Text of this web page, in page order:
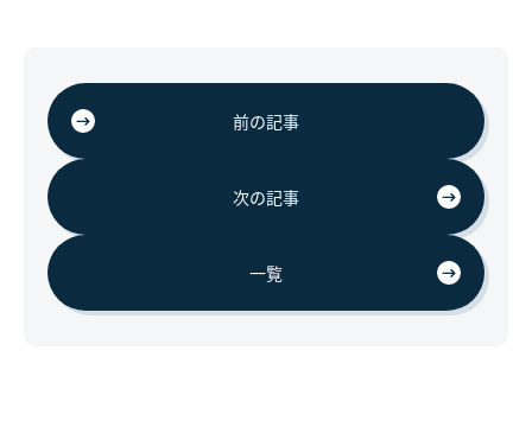
前の記事
次の記事
一覧